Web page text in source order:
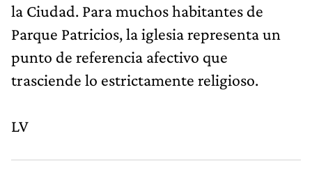
la Ciudad. Para muchos habitantes de
Parque Patricios, la iglesia representa un
punto de referencia afectivo que
trasciende lo estrictamente religioso.
LV